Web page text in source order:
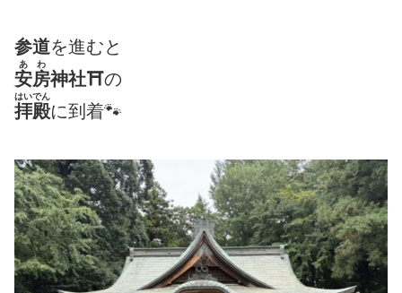
参道を進むと
安房
あわ
神社⛩の
拝殿
はいでん
に到着🐾